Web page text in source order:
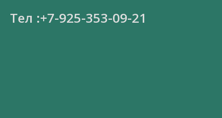
Тел :+7-925-353-09-21